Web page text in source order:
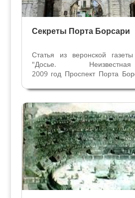
Секреты Порта Борсари
Статья из веронской
"Досье.
2009 год Проспект Порта
всех городов Римской
дороги Постумии, но
«секреты» этой улицы. Кто...
Верона
Римская Верона